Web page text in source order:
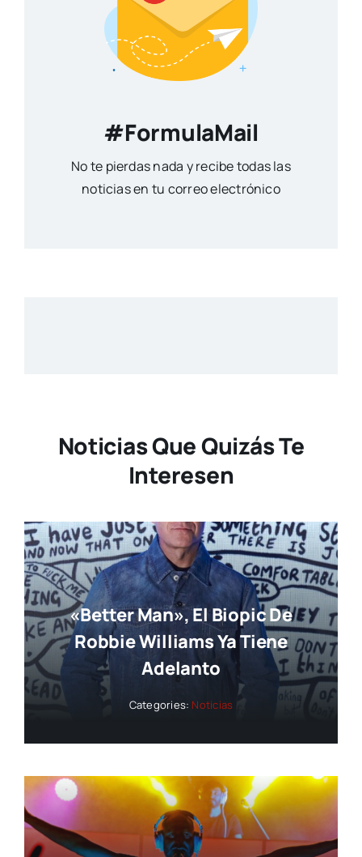
#FormulaMail
No te pierdas nada y recibe todas las
noticias en tu correo electrónico
Noticias Que Quizás Te
Interesen
«Better Man», El Biopic De
Robbie Williams Ya Tiene
Adelanto
Categories: Noticias